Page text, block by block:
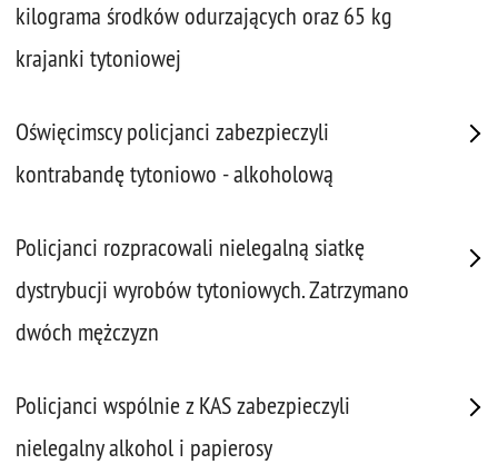
kilograma środków odurzających oraz 65 kg
krajanki tytoniowej
Oświęcimscy policjanci zabezpieczyli
kontrabandę tytoniowo - alkoholową
Policjanci rozpracowali nielegalną siatkę
dystrybucji wyrobów tytoniowych. Zatrzymano
dwóch mężczyzn
Policjanci wspólnie z KAS zabezpieczyli
nielegalny alkohol i papierosy